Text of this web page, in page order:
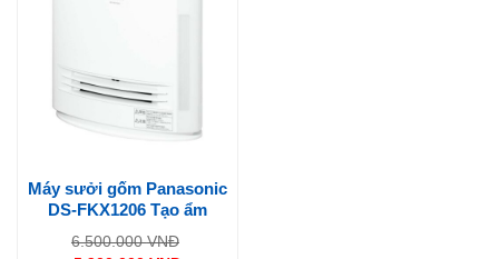
Máy sưởi gốm Panasonic
DS-FKX1206 Tạo ẩm
6.500.000VNĐ